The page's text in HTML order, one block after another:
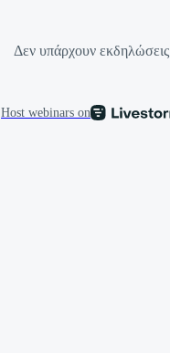
Δεν υπάρχουν εκδηλώσεις
Host webinars on